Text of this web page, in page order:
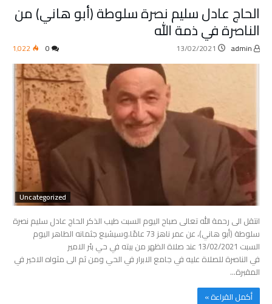
الحاج عادل سليم نصرة سلوطة (أبو هاني) من
الناصرة في ذمة الله
13/02/2021 1٬022
Uncategorized
انتقل الى رحمة الله تعالى صباح اليوم السبت طيب الذكر الحاج عادل سليم نصرة
سلوطة (أبو هاني)، عن عمر ناهز 73 عامًا.وسيشيع جثمانه الطاهر اليوم
السبت 13/02/2021 عند صلاة الظهر من بيته في حي بئر الامير
في الناصرة للصلاة عليه في جامع الابرار في الحي ومن ثم الى مثواه الاخير في
المقبرة…
‫أكمل القراءة »‬